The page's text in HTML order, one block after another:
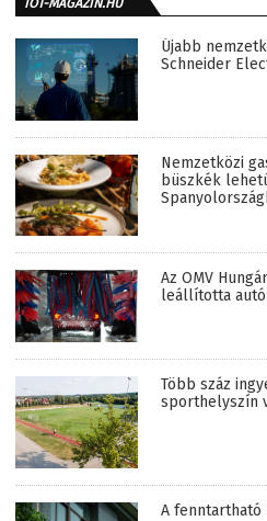
IOT-MAGAZIN.HU
Újabb
Schneider
Nemzetközi
büszkék
Az OMV
leállította
Több száz
sporthelyszín
A fenntartható